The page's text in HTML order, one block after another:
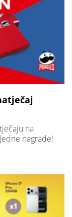
na
nagrade!